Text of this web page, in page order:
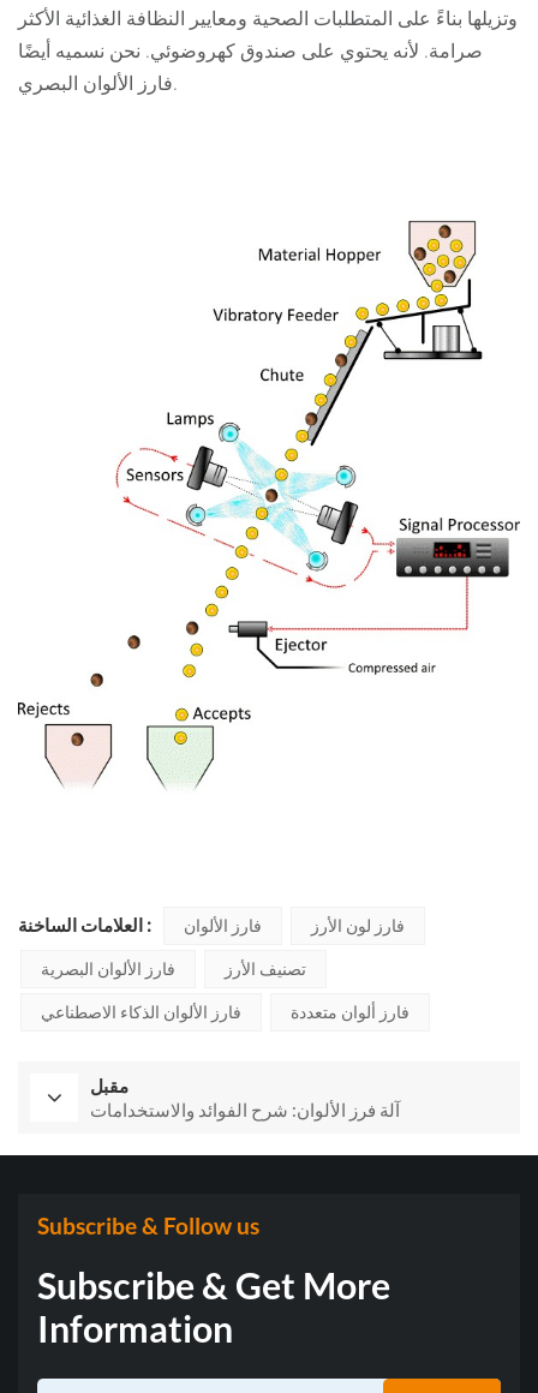
وتزيلها بناءً على المتطلبات الصحية ومعايير النظافة الغذائية الأكثر
صرامة. لأنه يحتوي على صندوق كهروضوئي. نحن نسميه أيضًا
فارز الألوان البصري.
العلامات الساخنة : فارز الألوان فارز لون الأرز
فارز الألوان البصرية تصنيف الأرز
فارز الألوان الذكاء الاصطناعي فارز ألوان متعددة
مقبل
آلة فرز الألوان: شرح الفوائد والاستخدامات
Subscribe & Follow us
Subscribe & Get More
Information